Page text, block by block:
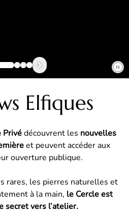
Elfiques
Privédécouvrent les nouvelles
et peuvent accéder aux
ouverture publique.
rares, les pierres naturelles et
à la main, le Cercle est
secret vers l’atelier.